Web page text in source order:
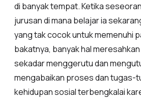
di banyak tempat. Ketika
jurusan di mana belajar ia
yang tak cocok untuk memenuhi
bakatnya, banyak hal
sekadar menggerutu dan
mengabaikan proses dan tugas-
kehidupan sosial terbengkalai